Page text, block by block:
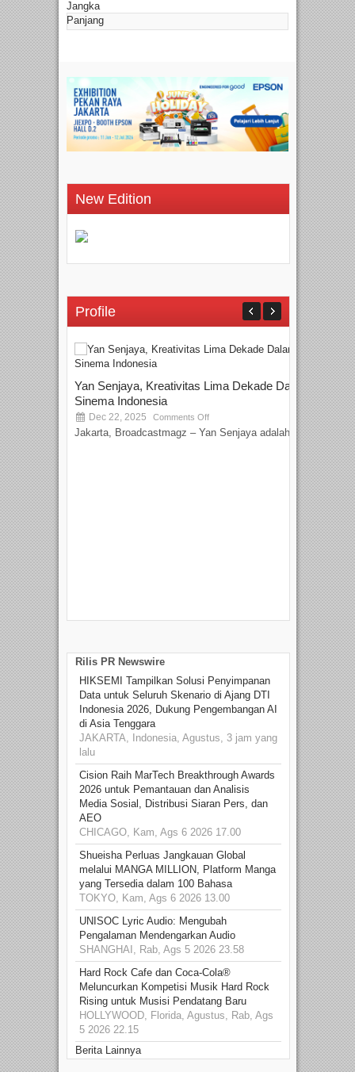
New Edition
Profile
Yan Senjaya, Kreativitas Lima Dekade Dalam
Sinema Indonesia
Dec 22, 2025 Comments Off
Jakarta, Broadcastmagz – Yan Senjaya adalah...
Rilis PR Newswire
HIKSEMI Tampilkan Solusi Penyimpanan
Data untuk Seluruh Skenario di Ajang DTI
Indonesia 2026, Dukung Pengembangan AI
di Asia Tenggara
JAKARTA, Indonesia, Agustus, 3 jam yang
lalu
Cision Raih MarTech Breakthrough Awards
2026 untuk Pemantauan dan Analisis
Media Sosial, Distribusi Siaran Pers, dan
AEO
CHICAGO, Kam, Ags 6 2026 17.00
Shueisha Perluas Jangkauan Global
melalui MANGA MILLION, Platform Manga
yang Tersedia dalam 100 Bahasa
TOKYO, Kam, Ags 6 2026 13.00
UNISOC Lyric Audio: Mengubah
Pengalaman Mendengarkan Audio
SHANGHAI, Rab, Ags 5 2026 23.58
Hard Rock Cafe dan Coca-Cola®
Meluncurkan Kompetisi Musik Hard Rock
Rising untuk Musisi Pendatang Baru
HOLLYWOOD, Florida, Agustus, Rab, Ags
5 2026 22.15
Berita Lainnya